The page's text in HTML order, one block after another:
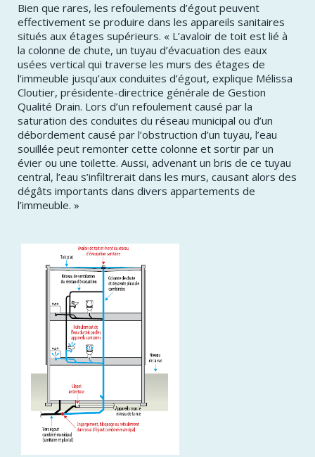
Bien que rares, les refoulements d’égout peuvent
effectivement se produire dans les appareils sanitaires
situés aux étages supérieurs. « L’avaloir de toit est lié à
la colonne de chute, un tuyau d’évacuation des eaux
usées vertical qui traverse les murs des étages de
l’immeuble jusqu’aux conduites d’égout, explique Mélissa
Cloutier, présidente-directrice générale de Gestion
Qualité Drain. Lors d’un refoulement causé par la
saturation des conduites du réseau municipal ou d’un
débordement causé par l’obstruction d’un tuyau, l’eau
souillée peut remonter cette colonne et sortir par un
évier ou une toilette. Aussi, advenant un bris de ce tuyau
central, l’eau s’infiltrerait dans les murs, causant alors des
dégâts importants dans divers appartements de
l’immeuble. »